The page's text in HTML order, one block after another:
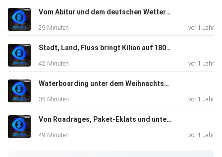
Vom Abitur und dem deutschen Wetter?! | Staffel 1, Folge 8
29 Minuten vor 1 Jahr
Stadt, Land, Fluss bringt Kilian auf 180 | Staffel 1, Folge 6
42 Minuten vor 1 Jahr
Waterboarding unter dem Weihnachtsbaum | Staffel 1, Folge 5
35 Minuten vor 1 Jahr
Von Roadrages, Paket-Eklats und unterbrochenen Interviews | Staffel 1, Folge 4
49 Minuten vor 1 Jahr